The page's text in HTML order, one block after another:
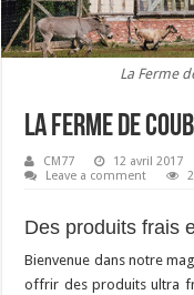
La Ferme
La Ferme de
CM77 12 avril 2017
Leave a comment
Des produits frais
Bienvenue dans notre
offrir des produits ultra